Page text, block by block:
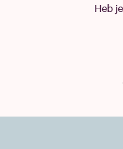
Heb je een
Vind